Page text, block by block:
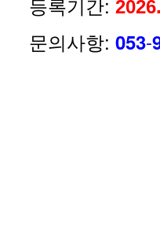
문의사항: 053-